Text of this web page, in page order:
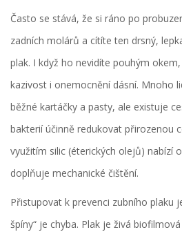
Často se stává, že si ráno po
zadních molárů a cítíte ten drsný,
plak. I když ho nevidíte pouhým
kazivost i onemocnění dásní. Mnoho
běžné kartáčky a pasty, ale existuje
bakterií účinně redukovat přirozenou
využitím silic (éterických olejů) nabízí
doplňuje mechanické čištění.
Přistupovat k prevenci zubního plaku
špíny“ je chyba. Plak je živá